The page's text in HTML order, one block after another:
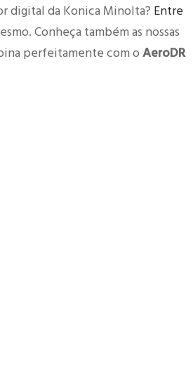
digital da Konica Minolta? Entre
Conheça também as nossas
perfeitamente com oAeroDR